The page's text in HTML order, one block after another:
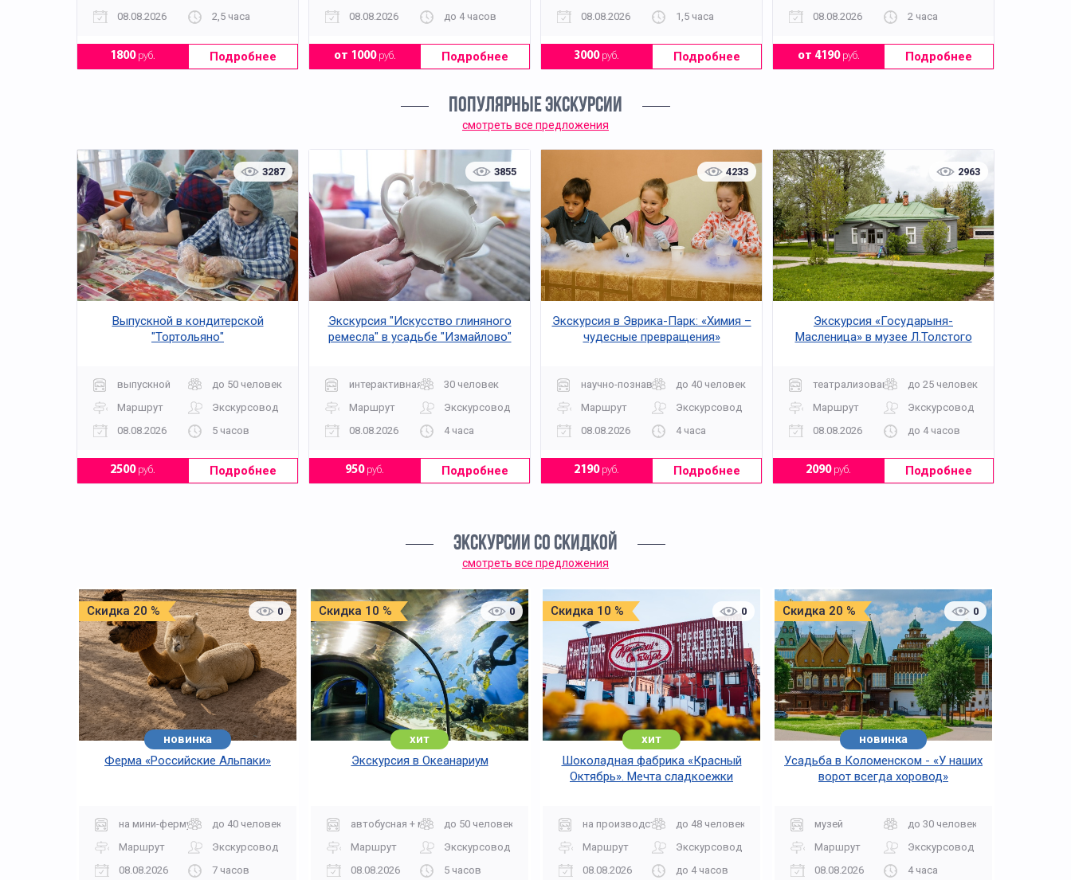
08.08.2026
2,5 часа
1800руб. Подробнее
08.08.2026
до 4 часов
от 1000руб. Подробнее
08.08.2026
1,5 часа
3000руб. Подробнее
08.08.2026
2 часа
от 4190руб. Подробнее
ПОПУЛЯРНЫЕ ЭКСКУРСИИ
смотреть все предложения
3287
Выпускной в кондитерской
"Тортольяно"
выпускной
до 50 человек
Маршрут
Экскурсовод
08.08.2026
5 часов
2500руб. Подробнее
3855
Экскурсия "Искусство глиняного
ремесла" в усадьбе "Измайлово"
интерактивная
30 человек
Маршрут
Экскурсовод
08.08.2026
4 часа
950руб. Подробнее
4233
Экскурсия в Эврика-Парк: «Химия –
чудесные превращения»
научно-познавательнаядо 40 человек
Маршрут
Экскурсовод
08.08.2026
4 часа
2190руб. Подробнее
2963
Экскурсия «Государыня-
Масленица» в музее Л.Толстого
театрализованная
до 25 человек
Маршрут
Экскурсовод
08.08.2026
до 4 часов
2090руб. Подробнее
ЭКСКУРСИИ СО СКИДКОЙ
смотреть все предложения
Скидка 20 % 0
новинка
Ферма «Российские Альпаки»
на мини-ферму
до 40 человек
Маршрут
Экскурсовод
08.08.2026
7 часов
Скидка 10 % 0
хит
Экскурсия в Океанариум
автобусная + музейдо 50 человек
Маршрут
Экскурсовод
08.08.2026
5 часов
Скидка 10 % 0
хит
Шоколадная фабрика «Красный
Октябрь». Мечта сладкоежки
на производство
до 48 человек
Маршрут
Экскурсовод
08.08.2026
до 4 часов
Скидка 20 % 0
новинка
Усадьба в Коломенском - «У наших
ворот всегда хоровод»
музей
до 30 человек
Маршрут
Экскурсовод
08.08.2026
4 часа